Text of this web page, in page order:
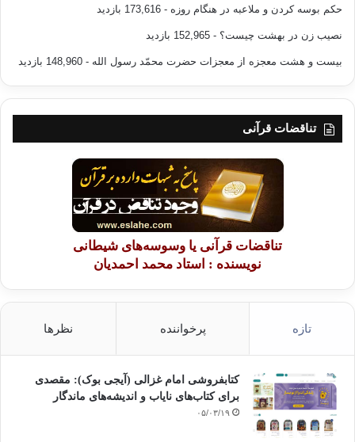
حکم بوسه کردن و ملاعبه در هنگام روزه - 173,616 بازدید
نصیب زن در بهشت چیست؟ - 152,965 بازدید
بیست و هشت معجزه از معجزات حضرت محمّد رسول الله - 148,960 بازدید
تناقضات قرآنی
تناقضات قرآنی یا وسوسه‌های شیطانی
نویسنده : استاد محمد احمدیان
تازه پرخواننده نظرها
کتابفروشی امام غزالی (آیجی بوک): مقصدی
برای کتاب‌های نایاب و اندیشه‌های ماندگار
۰۵/۰۳/۱۹